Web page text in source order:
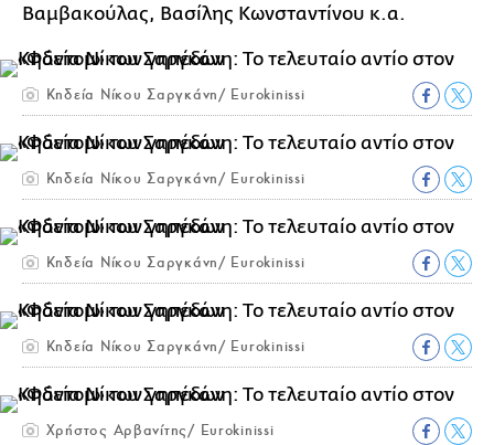
Βαμβακούλας, Βασίλης Κωνσταντίνου κ.α.
Κηδεία Νίκου Σαργκάνη/ Eurokinissi
Κηδεία Νίκου Σαργκάνη/ Eurokinissi
Κηδεία Νίκου Σαργκάνη/ Eurokinissi
Κηδεία Νίκου Σαργκάνη/ Eurokinissi
Χρήστος Αρβανίτης/ Eurokinissi